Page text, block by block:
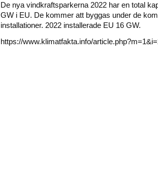
De nya vindkraftsparkerna 2022 har en total
GW i EU. De kommer att byggas under de
installationer. 2022 installerade EU 16 GW.
https://www.klimatfakta.info/